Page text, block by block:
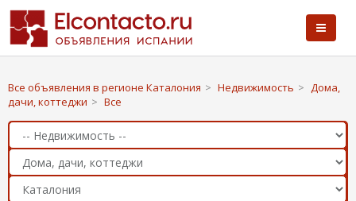
Все объявления в регионе Каталония > Недвижимость > Дома,
дачи, коттеджи > Все